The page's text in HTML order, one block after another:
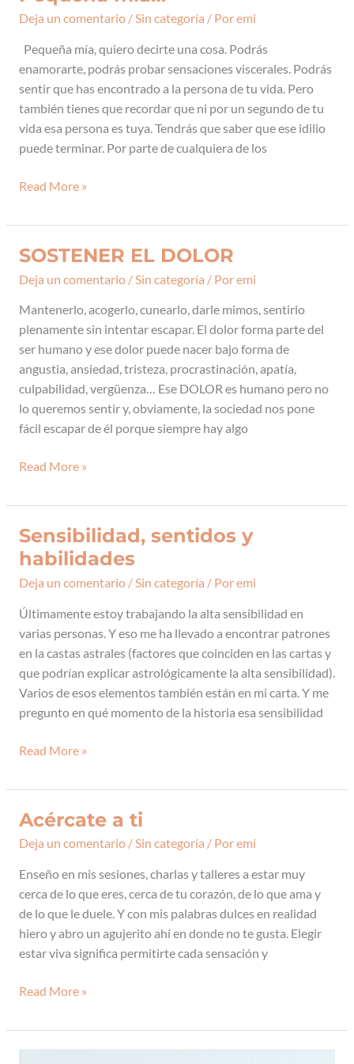
Deja un comentario /Sin categoría / Poremi
Pequeña mía, quiero decirte una cosa. Podrás
enamorarte, podrás probar sensaciones viscerales. Podrás
sentir que has encontrado a la persona de tu vida. Pero
también tienes que recordar que ni por un segundo de tu
vida esa persona es tuya. Tendrás que saber que ese idilio
puede terminar. Por parte de cualquiera de los
mía…
Read More »
SOSTENER EL DOLOR
Deja un comentario /Sin categoría / Poremi
Mantenerlo, acogerlo, cunearlo, darle mimos, sentirlo
plenamente sin intentar escapar. El dolor forma parte del
ser humano y ese dolor puede nacer bajo forma de
angustia, ansiedad, tristeza, procrastinación, apatía,
culpabilidad, vergüenza… Ese DOLOR es humano pero no
lo queremos sentir y, obviamente, la sociedad nos pone
fácil escapar de él porque siempre hay algo
SOSTENER
EL
Read More »
Sensibilidad, sentidos y
habilidades
Deja un comentario /Sin categoría / Poremi
Últimamente estoy trabajando la alta sensibilidad en
varias personas. Y eso me ha llevado a encontrar patrones
en la castas astrales (factores que coinciden en las cartas y
que podrían explicar astrológicamente la alta sensibilidad).
Varios de esos elementos también están en mi carta. Y me
pregunto en qué momento de la historia esa sensibilidad
Sensibilidad,
sentidos
habilidades
Read More »
Acércate a ti
Deja un comentario /Sin categoría / Poremi
Enseño en mis sesiones, charlas y talleres a estar muy
cerca de lo que eres, cerca de tu corazón, de lo que ama y
de lo que le duele. Y con mis palabras dulces en realidad
hiero y abro un agujerito ahí en donde no te gusta. Elegir
estar viva significa permitirte cada sensación y
Acércate
a
Read More »